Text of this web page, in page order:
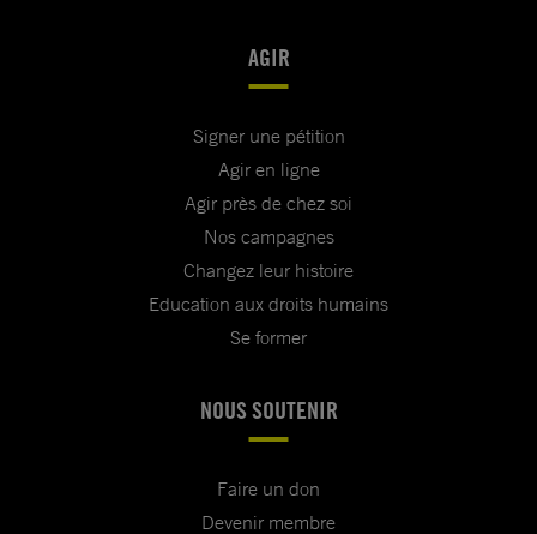
AGIR
Signer une pétition
Agir en ligne
Agir près de chez soi
Nos campagnes
Changez leur histoire
Education aux droits humains
Se former
NOUS SOUTENIR
Faire un don
Devenir membre